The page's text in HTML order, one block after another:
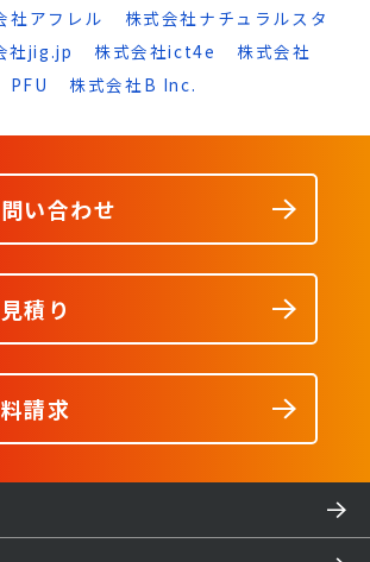
社アフレル
株式会社ナチュラルスタ
社jig.jp 株式会社ict4e
株式会社
PFU
株式会社B Inc.
い合わせ
積り
請求